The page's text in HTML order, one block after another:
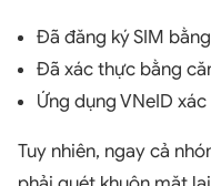
Đã đăng ký SIM
Đã xác thực bằng
Ứng dụng VNeID
Tuy nhiên, ngay cả